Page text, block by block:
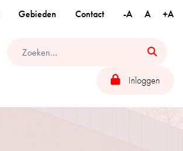
Gebieden Contact -A A +A
Inloggen